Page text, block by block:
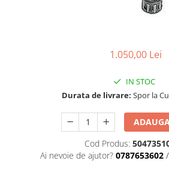
1.050,00 Lei
IN STOC
Durata de livrare: Spor la
Cod Produs:
Ai nevoie de ajutor? 0787653602 /